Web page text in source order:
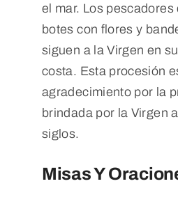
el mar. Los
botes con flores y
siguen a la Virgen en
costa. Esta procesión
agradecimiento por la
brindada por la Virgen
siglos.
Misas Y